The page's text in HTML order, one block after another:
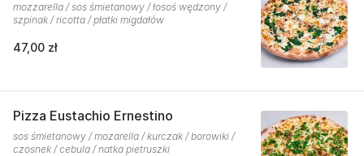
mozzarella / sos śmietanowy / łosoś wędzony /
szpinak / ricotta / płatki migdałów
47,00 zł
Pizza Eustachio Ernestino
sos śmietanowy / mozarella / kurczak / borowiki /
czosnek / cebula / natka pietruszki